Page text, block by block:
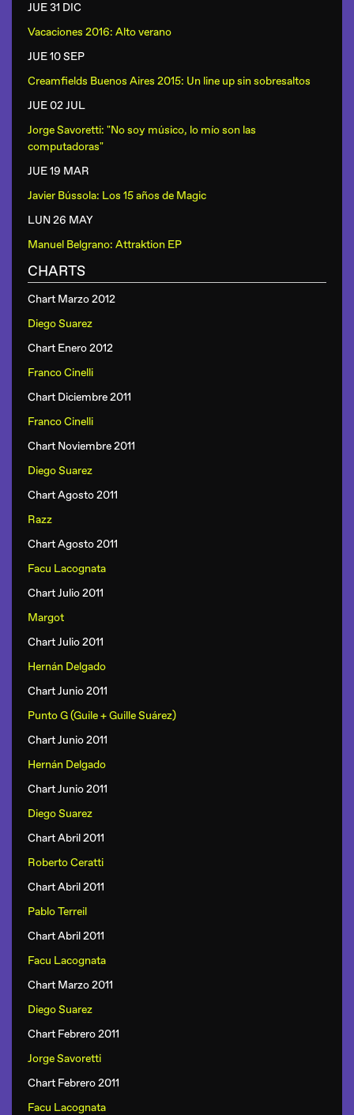
JUE 31 DIC
Vacaciones 2016: Alto verano
JUE 10 SEP
Creamfields Buenos Aires 2015: Un line up sin sobresaltos
JUE 02 JUL
Jorge Savoretti: "No soy músico, lo mío son las
computadoras"
JUE 19 MAR
Javier Bússola: Los 15 años de Magic
LUN 26 MAY
Manuel Belgrano: Attraktion EP
CHARTS
Chart Marzo 2012
Diego Suarez
Chart Enero 2012
Franco Cinelli
Chart Diciembre 2011
Franco Cinelli
Chart Noviembre 2011
Diego Suarez
Chart Agosto 2011
Razz
Chart Agosto 2011
Facu Lacognata
Chart Julio 2011
Margot
Chart Julio 2011
Hernán Delgado
Chart Junio 2011
Punto G (Guile + Guille Suárez)
Chart Junio 2011
Hernán Delgado
Chart Junio 2011
Diego Suarez
Chart Abril 2011
Roberto Ceratti
Chart Abril 2011
Pablo Terreil
Chart Abril 2011
Facu Lacognata
Chart Marzo 2011
Diego Suarez
Chart Febrero 2011
Jorge Savoretti
Chart Febrero 2011
Facu Lacognata